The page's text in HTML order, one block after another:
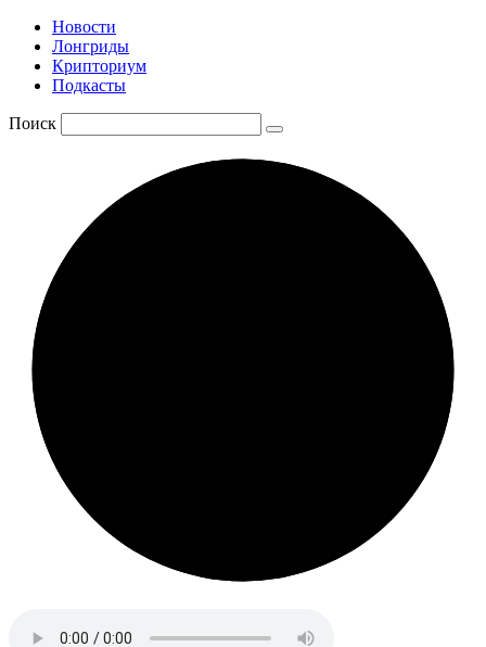
Новости
Лонгриды
Крипториум
Подкасты
Поиск